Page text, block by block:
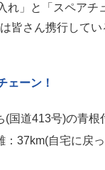
れ」と「スペアチ
皆さん携行して
ェーン！
(国道413号)の青
：37km(自宅に戻